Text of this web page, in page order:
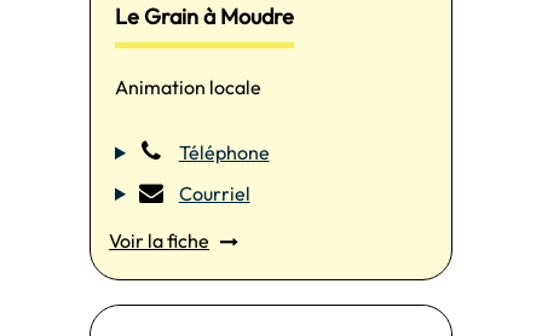
Le Grain à Moudre
Animation locale
Téléphone
Courriel
Voir la fiche